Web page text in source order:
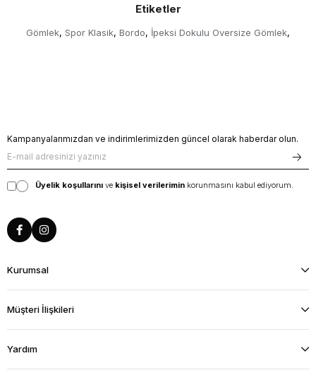
Etiketler
Gömlek, Spor Klasik, Bordo, İpeksi Dokulu Oversize Gömlek,
Kampanyalarımızdan ve indirimlerimizden güncel olarak haberdar olun.
Üyelik koşullarını ve kişisel verilerimin korunmasını kabul ediyorum.
Kurumsal
Müşteri İlişkileri
Yardım